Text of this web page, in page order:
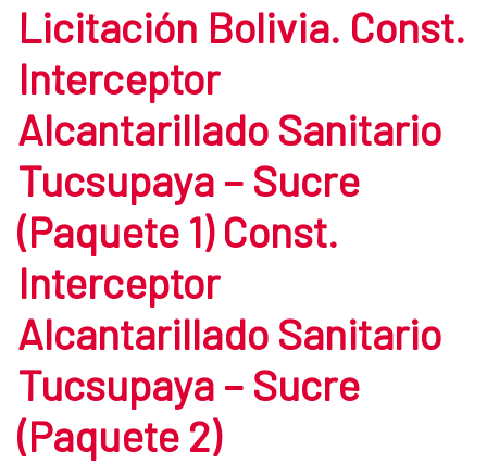
Licitación Bolivia. Const.
Interceptor
Alcantarillado Sanitario
Tucsupaya – Sucre
(Paquete 1) Const.
Interceptor
Alcantarillado Sanitario
Tucsupaya – Sucre
(Paquete 2)